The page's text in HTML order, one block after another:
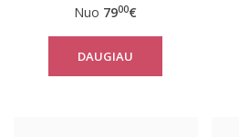
Texas
Nuo 7900€
DAUGIAU